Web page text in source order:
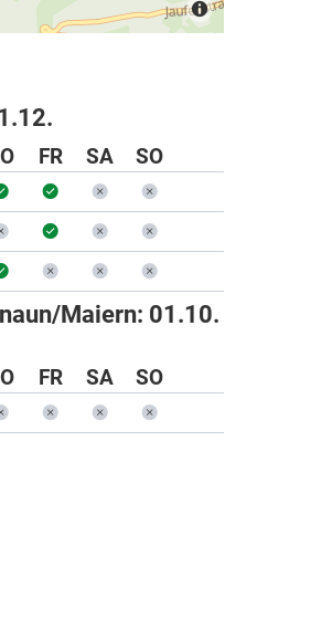
FR SA
SO
Maiern: 01.10.
FR SA
SO